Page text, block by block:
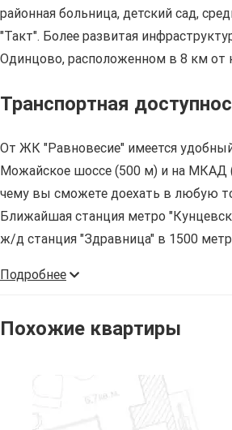
районная больница, детский сад,
"Такт". Более развитая
Одинцово, расположенном в 8 км от
Транспортная
От ЖК "Равновесие" имеется
Можайское шоссе (500 м) и на МКАД
чему вы сможете доехать в любую
Ближайшая станция метро
ж/д станция "Здравница" в 1500
Подробнее
Похожие квартиры